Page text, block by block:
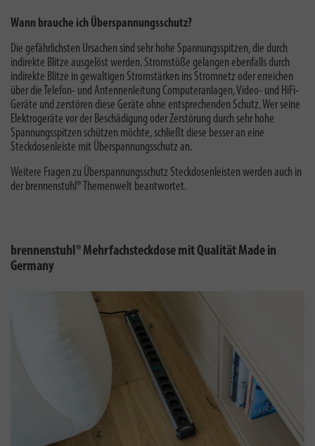
Wann brauche ich Überspannungsschutz?
Die gefährlichsten Ursachen sind sehr hohe Spannungsspitzen, die durch
indirekte Blitze ausgelöst werden. Stromstöße gelangen ebenfalls durch
indirekte Blitze in gewaltigen Stromstärken ins Stromnetz oder erreichen
über die Telefon- und Antennenleitung Computeranlagen, Video- und HiFi-
Geräte und zerstören diese Geräte ohne entsprechenden Schutz. Wer seine
Elektrogeräte vor der Beschädigung oder Zerstörung durch sehr hohe
Spannungsspitzen schützen möchte, schließt diese besser an eine
Steckdosenleiste mit Überspannungsschutz an.
Weitere Fragen zu Überspannungsschutz Steckdosenleisten werden auch in
der brennenstuhl® Themenwelt beantwortet.
brennenstuhl® Mehrfachsteckdose mit Qualität Made in
Germany